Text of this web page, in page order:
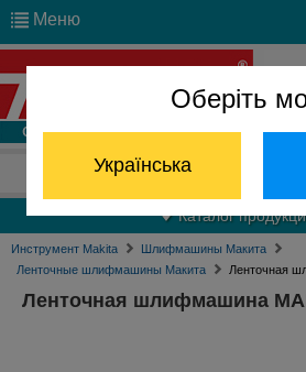
Оберіть
Українська
Меню
Отдел запчастей:
Каталог
Инструмент Makita
Шлифмашины Макита
Ленточные шлифмашины Макита
Ленточная
Ленточная шлифмашина